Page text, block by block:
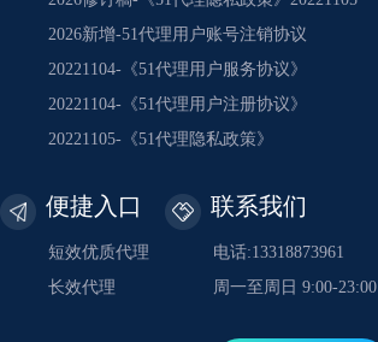
2026新增-51代理用户账号注销协议
20221104-《51代理用户服务协议》
20221104-《51代理用户注册协议》
20221105-《51代理隐私政策》
便捷入口
短效优质代理
长效代理
联系我们
电话:13318873961
周一至周日 9:00-23:00